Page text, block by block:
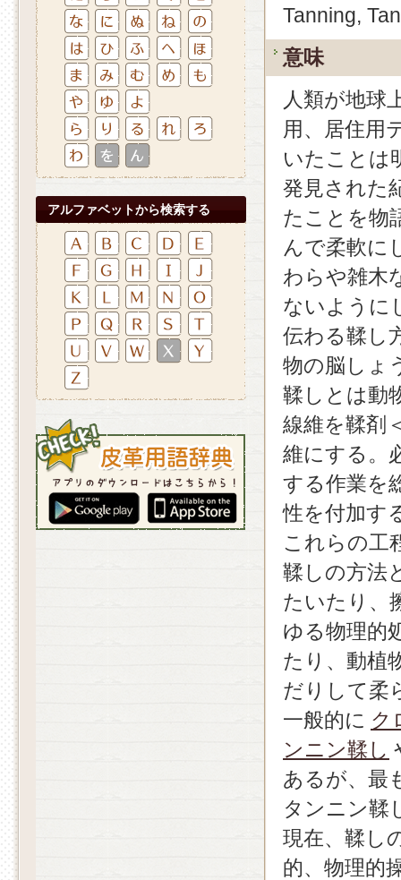
アルファベットから検索する
Tanning,
意味
人類が地球
用、居住用
いたことは
発見された
たことを物
んで柔軟に
わらや雑木
ないように
伝わる鞣し
物の脳しょ
鞣しとは動
線維を鞣剤
維にする。
する作業を
性を付加す
これらの工
鞣しの方法
たいたり、
ゆる物理的
たり、動植
だりして柔
一般的に ク
ンニン鞣し
あるが、最
タンニン鞣
現在、鞣し
的、物理的